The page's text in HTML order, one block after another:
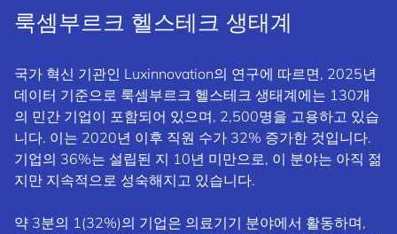
룩셈부르크 헬스테크 생태계
국가 혁신 기관인 Luxinnovation의 연구에 따르면, 2025년
데이터 기준으로 룩셈부르크 헬스테크 생태계에는 130개
의 민간 기업이 포함되어 있으며, 2,500명을 고용하고 있습
니다. 이는 2020년 이후 직원 수가 32% 증가한 것입니다.
기업의 36%는 설립된 지 10년 미만으로, 이 분야는 아직 젊
지만 지속적으로 성숙해지고 있습니다.
약 3분의 1(32%)의 기업은 의료기기 분야에서 활동하며,